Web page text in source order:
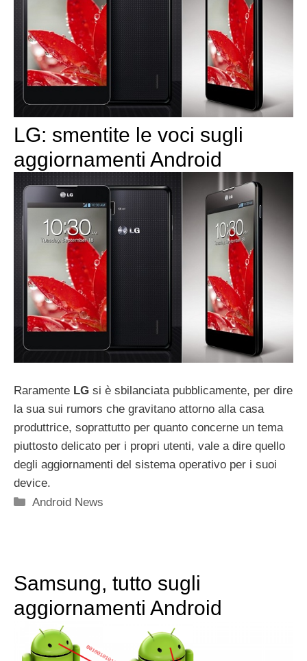
LG: smentite le voci sugli
aggiornamenti Android
Raramente LG si è sbilanciata pubblicamente, per dire
la sua sui rumors che gravitano attorno alla casa
produttrice, soprattutto per quanto concerne un tema
piuttosto delicato per i propri utenti, vale a dire quello
degli aggiornamenti del sistema operativo per i suoi
device.
Categorie
Android News
Samsung, tutto sugli
aggiornamenti Android